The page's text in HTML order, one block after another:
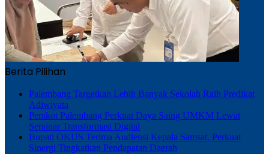
Berita Pilihan
Palembang Targetkan Lebih Banyak Sekolah Raih Predikat
Adiwiyata
Pemkot Palembang Perkuat Daya Saing UMKM Lewat
Seminar Transformasi Digital
Bupati OKUS Terima Audiensi Kepala Samsat, Perkuat
Sinergi Tingkatkan Pendapatan Daerah